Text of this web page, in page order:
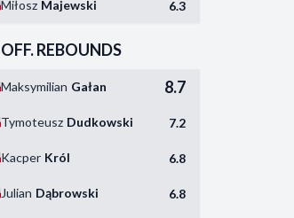
Miłosz Majewski 6.3
OFF. REBOUNDS
Maksymilian Gałan 8.7
Tymoteusz Dudkowski 7.2
Kacper Król 6.8
Julian Dąbrowski 6.8